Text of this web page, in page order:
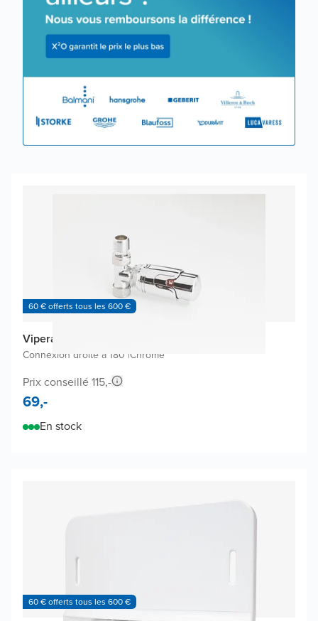
60 € offerts tous les 600 €
Vipera Frenti set de robinets thermostatique
Connexion droite à 180° |Chrome
Prix conseillé 115,-
69,-
En stock
60 € offerts tous les 600 €